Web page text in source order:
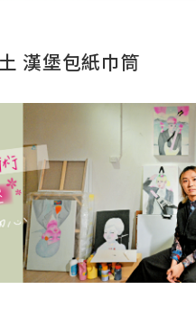
漢堡包紙巾筒